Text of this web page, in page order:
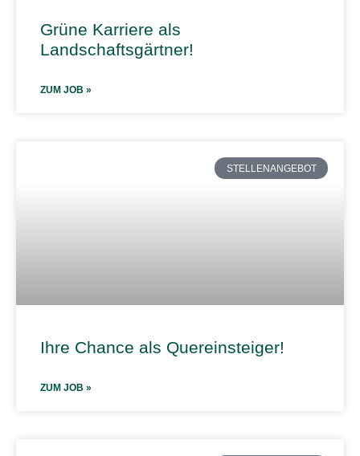
Grüne Karriere als
Landschaftsgärtner!
ZUM JOB »
STELLENANGEBOT
Ihre Chance als Quereinsteiger!
ZUM JOB »